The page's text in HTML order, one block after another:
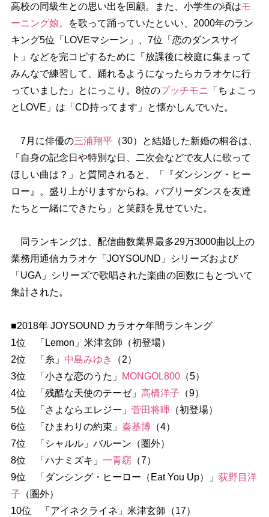
高校の同級生との思い出を回顧。また、小学生の頃はモ
ーニング娘。
を歌って踊っていたといい、2000年のラン
キング5位「LOVEマシーン」、7位「恋のダンスサイ
ト」などを完コピするために「放課後に校庭に集まって
みんなで練習して、踊れるようになったらカラオケに行
っていました」とにっこり。8位のプッチモニ
「ちょこっ
とLOVE」は「CD持ってます」と懐かしんでいた。
7月に俳優の三浦翔平（30）と結婚した新婚の桐谷は、
「自身の記念日や特別な日、二次会などで友人に歌って
ほしい曲は？」と質問されると、「『ダンシング・ヒー
ロー』。盛り上がりますからね。バブリーダンスを友達
たちと一緒にできたら」と笑顔を見せていた。
同ランキングは、配信曲数業界最多29万3000曲以上の
業務用通信カラオケ「JOYSOUND」シリーズおよび
「UGA」シリーズで歌唱された楽曲の回数にもとづいて
集計された。
■2018年 JOYSOUND カラオケ年間ランキング
1位 「Lemon」米津玄師（初登場）
2位 「糸」 中島みゆき
（2）
3位 「小さな恋のうた」
MONGOL800（5）
4位 「残酷な天使のテーゼ」 高橋洋子 （9）
5位 「さよならエレジー」 菅田将暉 （初登場）
6位 「ひまわりの約束」 秦基博（4）
7位 「シャルル」バルーン（圏外）
8位 「ハナミズキ」 一青窈 （7）
9位 「ダンシング・ヒーロー（Eat You Up）」 荻野目洋
子 （圏外）
10位 「アイネクライネ」米津玄師（17）